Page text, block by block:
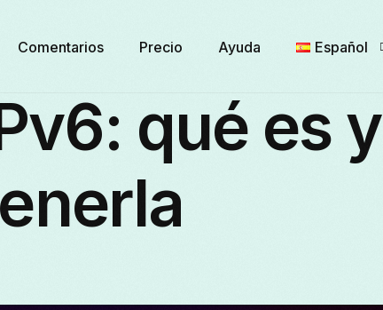
Comentarios Precio Ayuda Español
English
qué es y